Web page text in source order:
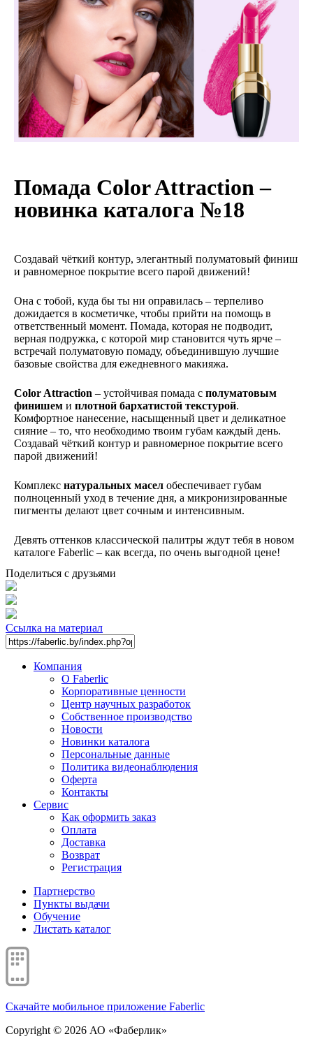
Помада Color Attraction –
новинка каталога №18
Создавай чёткий контур, элегантный полуматовый финиш
и равномерное покрытие всего парой движений!
Она с тобой, куда бы ты ни оправилась – терпеливо
дожидается в косметичке, чтобы прийти на помощь в
ответственный момент. Помада, которая не подводит,
верная подружка, с которой мир становится чуть ярче –
встречай полуматовую помаду, объединившую лучшие
базовые свойства для ежедневного макияжа.
Color Attraction – устойчивая помада с полуматовым
финишем и плотной бархатистой текстурой.
Комфортное нанесение, насыщенный цвет и деликатное
сияние – то, что необходимо твоим губам каждый день.
Создавай чёткий контур и равномерное покрытие всего
парой движений!
Комплекс натуральных масел обеспечивает губам
полноценный уход в течение дня, а микронизированные
пигменты делают цвет сочным и интенсивным.
Девять оттенков классической палитры ждут тебя в новом
каталоге Faberlic – как всегда, по очень выгодной цене!
Поделиться с друзьями
Ссылка на материал
Компания
О Faberlic
Корпоративные ценности
Центр научных разработок
Собственное производство
Новости
Новинки каталога
Персональные данные
Политика видеонаблюдения
Оферта
Контакты
Сервис
Как оформить заказ
Оплата
Доставка
Возврат
Регистрация
Партнерство
Пункты выдачи
Обучение
Листать каталог
Скачайте мобильное приложение Faberlic
Copyright © 2026 АО «Фаберлик»